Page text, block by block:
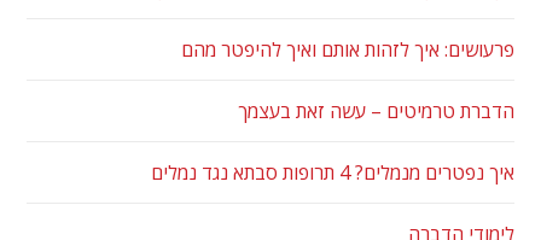
פרעושים: איך לזהות אותם ואיך להיפטר מהם
הדברת טרמיטים – עשה זאת בעצמך
איך נפטרים מנמלים? 4 תרופות סבתא נגד נמלים
לימודי הדברה